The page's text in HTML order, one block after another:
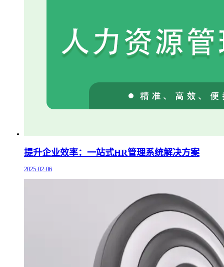
提升企业效率：一站式HR管理系统解决方案
2025-02-06